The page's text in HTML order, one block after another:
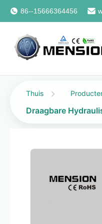
86--15666364456
Thuis
Draagbare